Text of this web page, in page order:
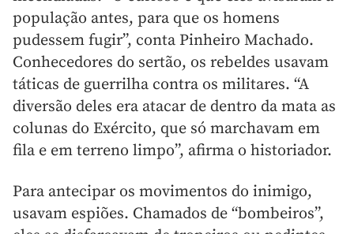
população antes, para que os homens
pudessem fugir”, conta Pinheiro Machado.
Conhecedores do sertão, os rebeldes usavam
táticas de guerrilha contra os militares. “A
diversão deles era atacar de dentro da mata as
colunas do Exército, que só marchavam em
fila e em terreno limpo”, afirma o historiador.
Para antecipar os movimentos do inimigo,
usavam espiões. Chamados de “bombeiros”,